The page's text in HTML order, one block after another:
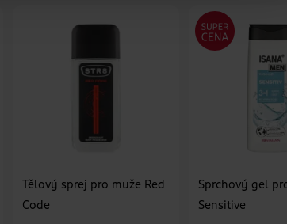
Tělový sprej pro muže Red
Code
Sprchový gel
Sensitive